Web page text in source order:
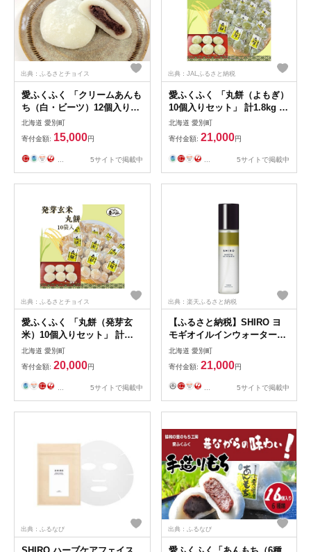
出典：ふるさとチョイス
愛ふくふく 「クリームあんも
ち（白・ビーツ）12個入りセ
ット」 計840g クリーム 餅
もち モチ あんもち 餡もち 餡
モチ あん餅 あん餅 あん餅 杵
つき 餅米 もち米 モチ米 国産
北海道 愛別町
寄付金額: 15,000円
... 5サイトで掲載中
出典：JALふるさと納税
愛ふくふく 「丸餅（よもぎ）
10個入りセット」 計1.8kg よ
もぎ 蓬 ヨモギ 餅 もち モチ
丸餅 丸もち 丸モチ まる餅 ま
るもち まるモチ 杵つき 餅米
もち米 モチ米 国産
北海道 愛別町
寄付金額: 21,000円
... 5サイトで掲載中
出典：ふるさとチョイス
愛ふくふく 「丸餅（発芽玄
米）10個入りセット」 計
1.8kg 発芽玄米 玄米 餅 もち
モチ 丸餅 丸もち 丸モチ まる
餅 まるもち まるモチ 杵つき
餅米 もち米 モチ米 国産
北海道 愛別町
寄付金額: 20,000円
5サイトで掲載中
出典：楽天ふるさと納税
【ふるさと納税】SHIRO ヨ
モギオイルインウォーター
120mL センシティブ 保湿 北
海道 愛別町
北海道 愛別町
寄付金額: 21,000円
5サイトで掲載中
出典：ふるなび 出典：ふるなび